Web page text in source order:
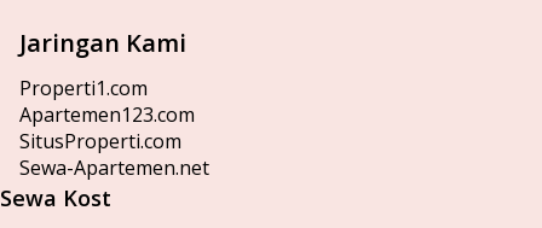
Jaringan Kami
Properti1.com
Apartemen123.com
SitusProperti.com
Sewa-Apartemen.net
Sewa Kost